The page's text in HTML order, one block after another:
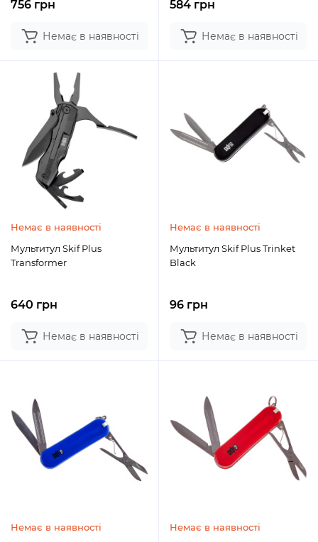
756 грн
Немає в наявності
584 грн
Немає в наявності
Немає в наявності
Мультитул Skif Plus
Transformer
640 грн
Немає в наявності
Немає в наявності
Мультитул Skif Plus Trinket
Black
96 грн
Немає в наявності
Немає в наявності
Немає в наявності